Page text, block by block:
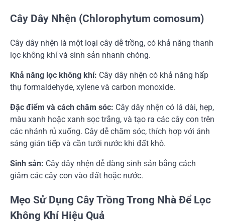
Cây Dây Nhện (Chlorophytum comosum)
Cây dây nhện là một loại cây dễ trồng, có khả năng thanh
lọc không khí và sinh sản nhanh chóng.
Khả năng lọc không khí: Cây dây nhện có khả năng hấp
thụ formaldehyde, xylene và carbon monoxide.
Đặc điểm và cách chăm sóc: Cây dây nhện có lá dài, hẹp,
màu xanh hoặc xanh sọc trắng, và tạo ra các cây con trên
các nhánh rủ xuống. Cây dễ chăm sóc, thích hợp với ánh
sáng gián tiếp và cần tưới nước khi đất khô.
Sinh sản: Cây dây nhện dễ dàng sinh sản bằng cách
giâm các cây con vào đất hoặc nước.
Mẹo Sử Dụng Cây Trồng Trong Nhà Để Lọc
Không Khí Hiệu Quả